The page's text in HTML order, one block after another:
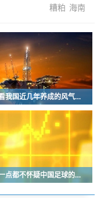
糟粕 海南
回看我国近几年养成的风气习惯
我一点都不怀疑中国足球的未来